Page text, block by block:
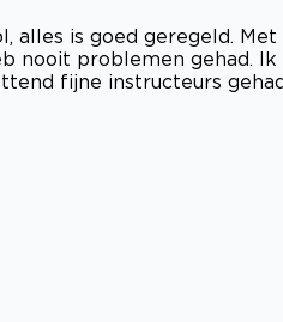
alles is goed geregeld.
nooit problemen gehad.
fijne instructeurs